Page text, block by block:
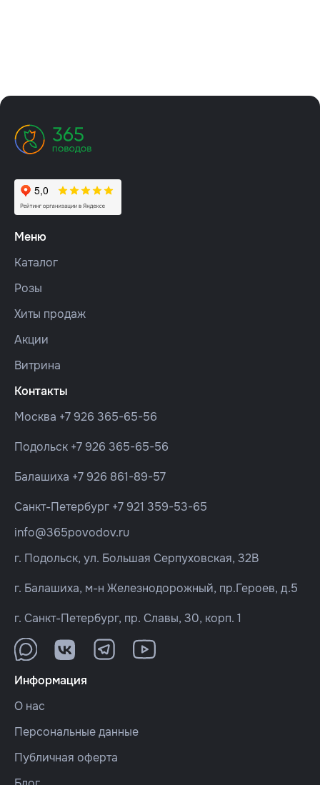
Меню
Каталог
Розы
Хиты продаж
Акции
Витрина
Контакты
Москва +7 926 365-65-56
Подольск +7 926 365-65-56
Балашиха +7 926 861-89-57
Санкт-Петербург +7 921 359-53-65
info@365povodov.ru
г. Подольск, ул. Большая Серпуховская, 32В
г. Балашиха, м-н Железнодорожный, пр.Героев, д.5
г. Санкт-Петербург, пр. Славы, 30, корп. 1
Информация
О нас
Персональные данные
Публичная оферта